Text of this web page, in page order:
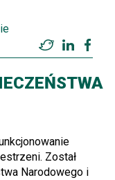
Twitter
Został
Narodowego i